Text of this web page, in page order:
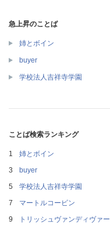
急上昇のことば
姉とボイン
buyer
学校法人吉祥寺学園
ことば検索ランキング
姉とボイン
buyer
学校法人吉祥寺学園
マートルコービン
トリッシュヴァンディヴァー